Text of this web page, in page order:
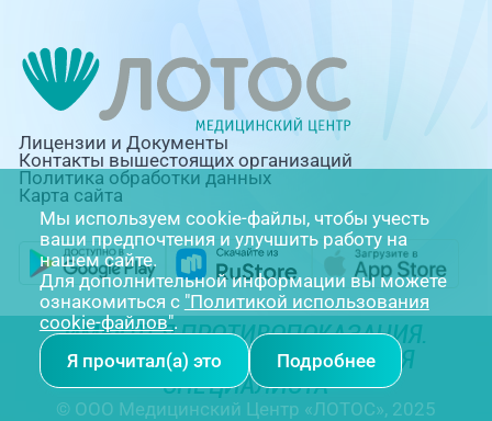
Лицензии и Документы
Контакты вышестоящих организаций
Политика обработки данных
Карта сайта
ИМЕЮТСЯ ПРОТИВОПОКАЗАНИЯ.
НЕОБХОДИМА КОНСУЛЬТАЦИЯ
СПЕЦИАЛИСТА
© ООО Медицинский Центр «ЛОТОС», 2025
Мы используем cookie-файлы, чтобы учесть
ваши предпочтения и улучшить работу на
нашем сайте.
Для дополнительной информации вы можете
ознакомиться с "Политикой использования
cookie-файлов".
Я прочитал(а) это
Подробнее